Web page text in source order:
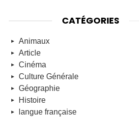
CATÉGORIES
Animaux
Article
Cinéma
Culture Générale
Géographie
Histoire
langue française